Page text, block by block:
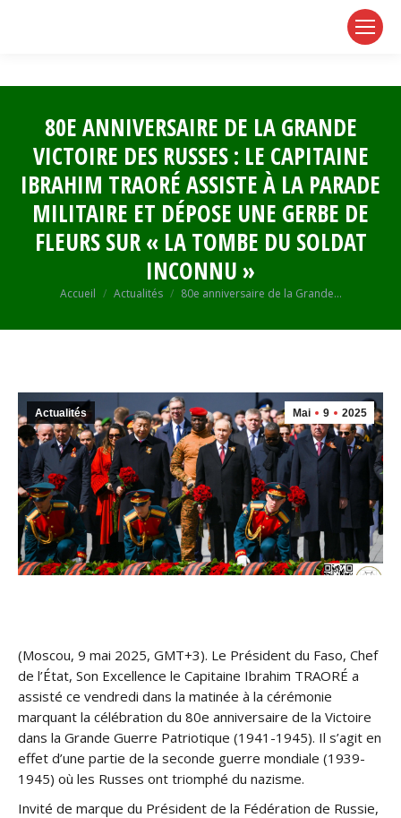
80E ANNIVERSAIRE DE LA GRANDE
VICTOIRE DES RUSSES : LE CAPITAINE
IBRAHIM TRAORÉ ASSISTE À LA PARADE
MILITAIRE ET DÉPOSE UNE GERBE DE
FLEURS SUR « LA TOMBE DU SOLDAT
INCONNU »
Vous êtes ici :
Accueil Actualités 80e anniversaire de la Grande…
Mai 9 2025
Actualités
(Moscou, 9 mai 2025, GMT+3). Le Président du Faso, Chef
de l’État, Son Excellence le Capitaine Ibrahim TRAORÉ a
assisté ce vendredi dans la matinée à la cérémonie
marquant la célébration du 80e anniversaire de la Victoire
dans la Grande Guerre Patriotique (1941-1945). Il s’agit en
effet d’une partie de la seconde guerre mondiale (1939-
1945) où les Russes ont triomphé du nazisme.
Invité de marque du Président de la Fédération de Russie,